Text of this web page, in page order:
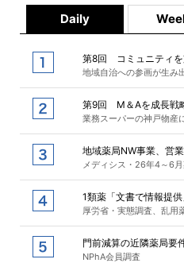
Daily
第8回 コミュニティを
地域自治への参画が生み
第9回 M＆Aを成長戦
業務スーパーの神戸物産
地域薬局NW事業、営
メディシス・26年4～6
1類薬「文書で情報提
厚労省・実態調査、乱用
門前減算の近隣薬局要
NPhA会員調査